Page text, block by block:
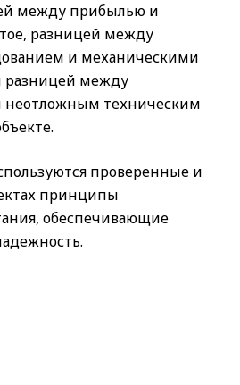
между прибылью и
разницей между
и механическими
разницей между
неотложным техническим
проверенные и
принципы
обеспечивающие